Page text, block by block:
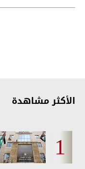
الأكثر مشاهدة